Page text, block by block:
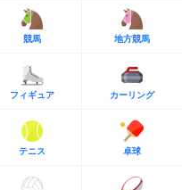
競馬 地方競馬
フィギュア カーリング
テニス 卓球